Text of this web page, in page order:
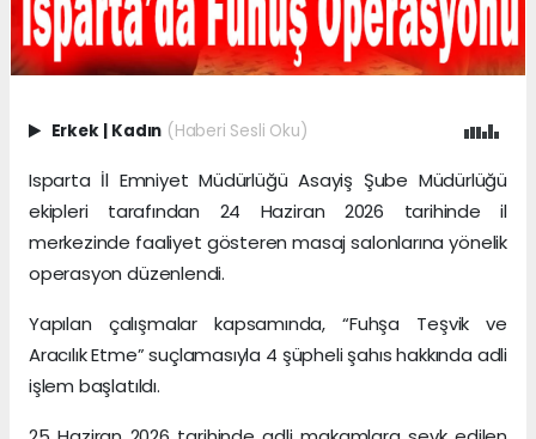
Erkek | Kadın (Haberi Sesli Oku)
Isparta İl Emniyet Müdürlüğü Asayiş Şube Müdürlüğü
ekipleri tarafından 24 Haziran 2026 tarihinde il
merkezinde faaliyet gösteren masaj salonlarına yönelik
operasyon düzenlendi.
Yapılan çalışmalar kapsamında, “Fuhşa Teşvik ve
Aracılık Etme” suçlamasıyla 4 şüpheli şahıs hakkında adli
işlem başlatıldı.